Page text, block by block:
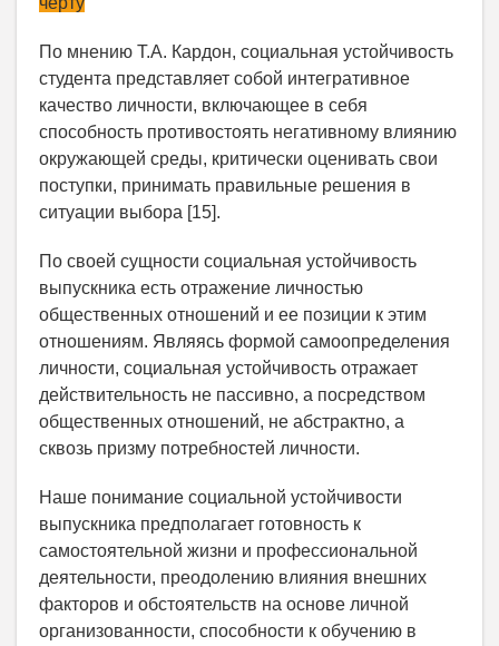
По мнению Т.А. Кардон, социальная устойчивость
студента представляет собой интегративное
качество личности, включающее в себя
способность противостоять негативному влиянию
окружающей среды, критически оценивать свои
поступки, принимать правильные решения в
ситуации выбора [15].
По своей сущности социальная устойчивость
выпускника есть отражение личностью
общественных отношений и ее позиции к этим
отношениям. Являясь формой самоопределения
личности, социальная устойчивость отражает
действительность не пассивно, а посредством
общественных отношений, не абстрактно, а
сквозь призму потребностей личности.
Наше понимание социальной устойчивости
выпускника предполагает готовность к
самостоятельной жизни и профессиональной
деятельности, преодолению влияния внешних
факторов и обстоятельств на основе личной
организованности, способности к обучению в